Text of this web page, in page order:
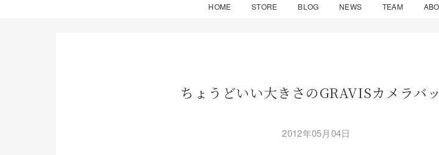
HOME STORE BLOG NEWS TEAM
ちょうどいい大きさのGRAVISカメラバ
2012年05月04日